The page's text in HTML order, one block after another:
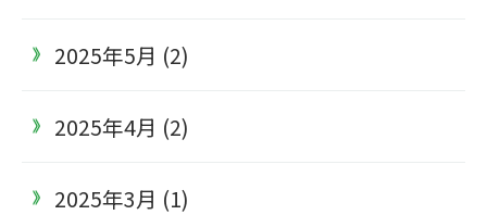
2025年5月 (2)
2025年4月 (2)
2025年3月 (1)